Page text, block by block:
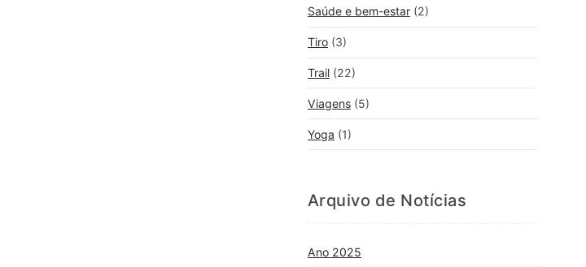
Saúde e bem-estar (2)
Tiro (3)
Trail (22)
Viagens (5)
Yoga (1)
Arquivo de Notícias
Ano 2025